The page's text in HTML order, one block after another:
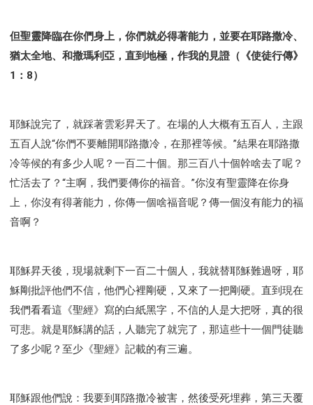
但聖靈降臨在你們身上，你們就必得著能力，並要在耶路撒冷、
猶太全地、和撒瑪利亞，直到地極，作我的見證（《使徒行傳》
1：8）
耶穌說完了，就踩著雲彩昇天了。在場的人大概有五百人，主跟
五百人說“你們不要離開耶路撒冷，在那裡等候。”結果在耶路撒
冷等候的有多少人呢？一百二十個。那三百八十個幹啥去了呢？
忙活去了？“主啊，我們要傳你的福音。”你沒有聖靈降在你身
上，你沒有得著能力，你傳一個啥福音呢？傳一個沒有能力的福
音啊？
耶穌昇天後，現場就剩下一百二十個人，我就替耶穌難過呀，耶
穌剛批評他們不信，他們心裡剛硬，又來了一把剛硬。直到現在
我們看看這《聖經》寫的白紙黑字，不信的人是大把呀，真的很
可悲。就是耶穌講的話，人聽完了就完了，那這些十一個門徒聽
了多少呢？至少《聖經》記載的有三遍。
耶穌跟他們說：我要到耶路撒冷被害，然後受死埋葬，第三天覆